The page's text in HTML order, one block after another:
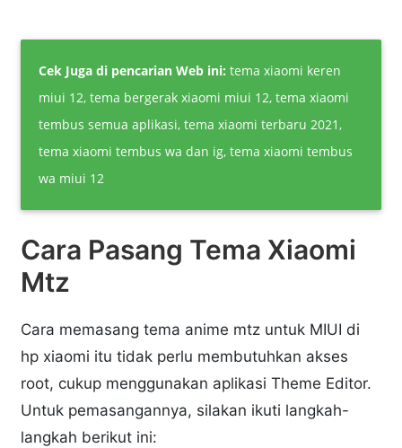
Cek Juga di pencarian Web ini:tema xiaomi keren
miui 12, tema bergerak xiaomi miui 12, tema xiaomi
tembus semua aplikasi, tema xiaomi terbaru 2021,
tema xiaomi tembus wa dan ig, tema xiaomi tembus
wa miui 12
Cara Pasang Tema Xiaomi
Mtz
Cara memasang tema anime mtz untuk MIUI di
hp xiaomi itu tidak perlu membutuhkan akses
root, cukup menggunakan aplikasi Theme Editor.
Untuk pemasangannya, silakan ikuti langkah-
langkah berikut ini: